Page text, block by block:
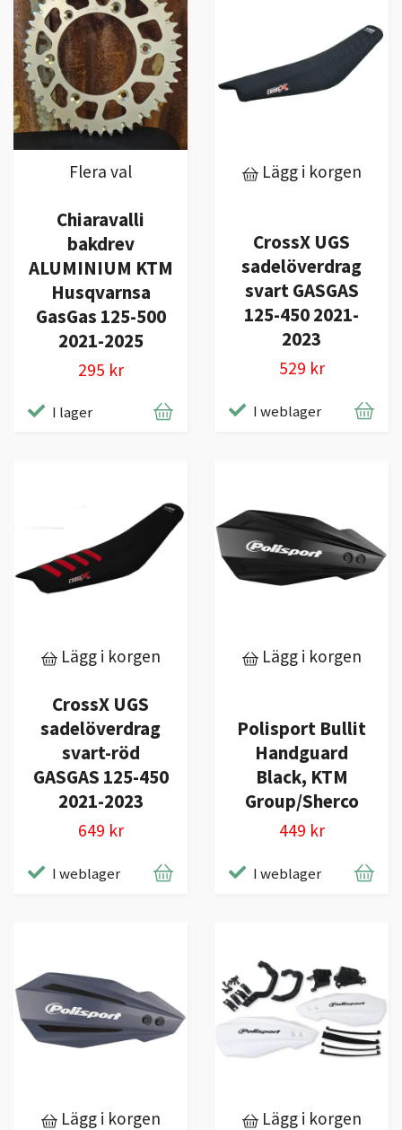
Flera val
Chiaravalli
bakdrev
ALUMINIUM KTM
Husqvarnsa
GasGas 125-500
2021-2025
295 kr
I lager
Lägg i korgen
CrossX UGS
sadelöverdrag
svart GASGAS
125-450 2021-
2023
529 kr
I weblager
Lägg i korgen
CrossX UGS
sadelöverdrag
svart-röd
GASGAS 125-450
2021-2023
649 kr
I weblager
Lägg i korgen
Polisport Bullit
Handguard
Black, KTM
Group/Sherco
449 kr
I weblager
Lägg i korgen Lägg i korgen